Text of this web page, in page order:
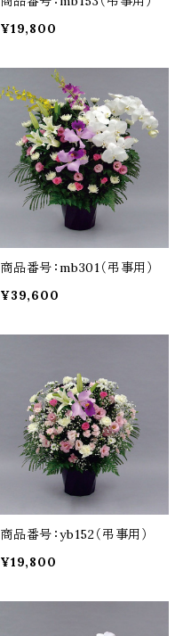
¥19,800
商品番号：mb301（弔事用）
¥39,600
商品番号：yb152（弔事用）
¥19,800